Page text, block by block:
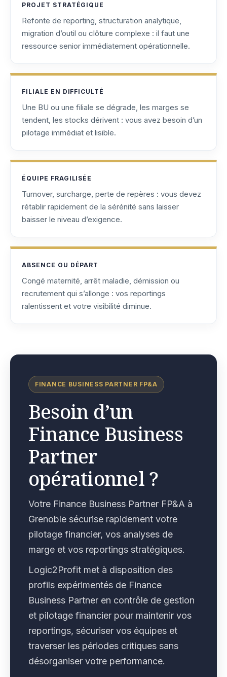
PROJET STRATÉGIQUE
Refonte de reporting, structuration analytique,
migration d’outil ou clôture complexe : il faut une
ressource senior immédiatement opérationnelle.
FILIALE EN DIFFICULTÉ
Une BU ou une filiale se dégrade, les marges se
tendent, les stocks dérivent : vous avez besoin d’un
pilotage immédiat et lisible.
ÉQUIPE FRAGILISÉE
Turnover, surcharge, perte de repères : vous devez
rétablir rapidement de la sérénité sans laisser
baisser le niveau d’exigence.
ABSENCE OU DÉPART
Congé maternité, arrêt maladie, démission ou
recrutement qui s’allonge : vos reportings
ralentissent et votre visibilité diminue.
FINANCE BUSINESS PARTNER FP&A
Besoin d’un
Finance Business
Partner
opérationnel ?
Votre Finance Business Partner FP&A à
Grenoble sécurise rapidement votre
pilotage financier, vos analyses de
marge et vos reportings stratégiques.
Logic2Profit met à disposition des
profils expérimentés de Finance
Business Partner en contrôle de gestion
et pilotage financier pour maintenir vos
reportings, sécuriser vos équipes et
traverser les périodes critiques sans
désorganiser votre performance.